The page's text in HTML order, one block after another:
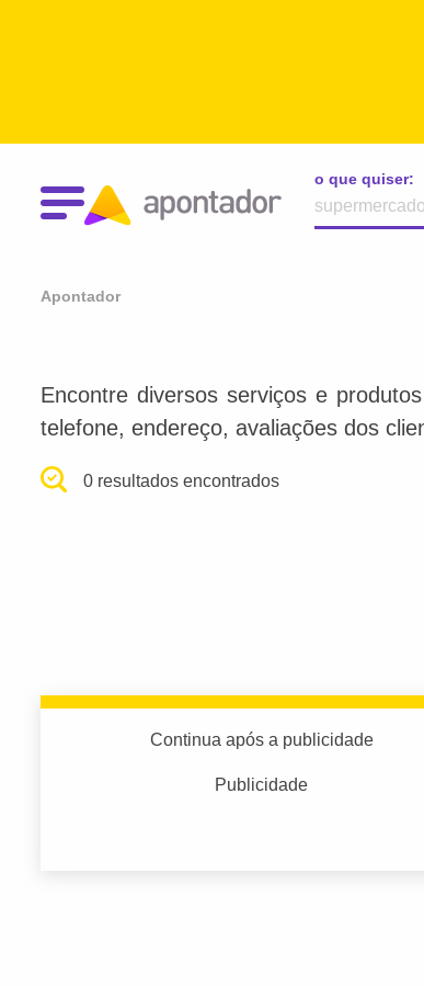
o que quiser:
Apontador
Encontre diversos serviços e
telefone, endereço, avaliações dos
0 resultados encontrados
Continua após a publicidade
Publicidade